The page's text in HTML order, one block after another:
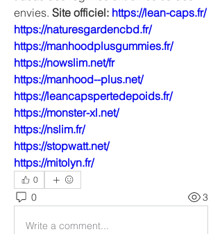
envies. Site officiel: https://lean-caps.fr/
https://naturesgardencbd.fr/
https://manhoodplusgummies.fr/
https://nowslim.net/fr
https://manhood--plus.net/
https://leancapspertedepoids.fr/
https://monster-xl.net/
https://nslim.fr/
https://stopwatt.net/
https://mitolyn.fr/
0
0 3
Write a comment...